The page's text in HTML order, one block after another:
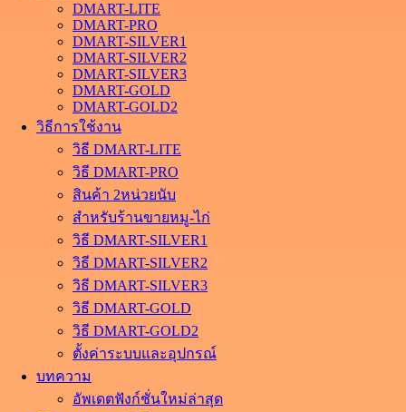
DMART-LITE
DMART-PRO
DMART-SILVER1
DMART-SILVER2
DMART-SILVER3
DMART-GOLD
DMART-GOLD2
วิธีการใช้งาน
วิธี DMART-LITE
วิธี DMART-PRO
สินค้า 2หน่วยนับ
สำหรับร้านขายหมู-ไก่
วิธี DMART-SILVER1
วิธี DMART-SILVER2
วิธี DMART-SILVER3
วิธี DMART-GOLD
วิธี DMART-GOLD2
ตั้งค่าระบบและอุปกรณ์
บทความ
อัพเดตฟังก์ชั่นใหม่ล่าสุด